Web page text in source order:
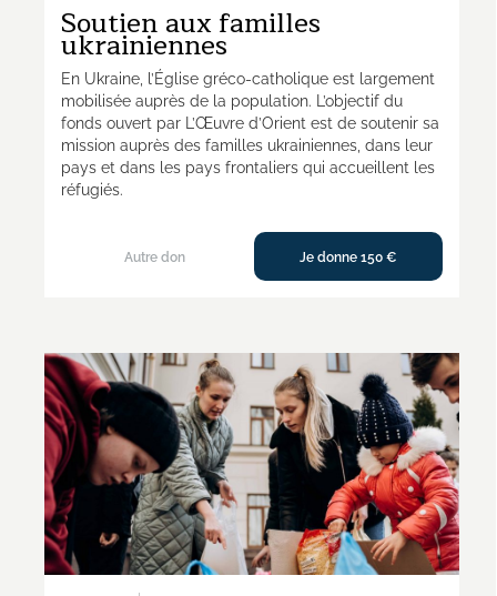
Soutien aux familles
ukrainiennes
En Ukraine, l’Église gréco-catholique est largement
mobilisée auprès de la population. L’objectif du
fonds ouvert par L’Œuvre d’Orient est de soutenir sa
mission auprès des familles ukrainiennes, dans leur
pays et dans les pays frontaliers qui accueillent les
réfugiés.
Autre don Je donne 150 €